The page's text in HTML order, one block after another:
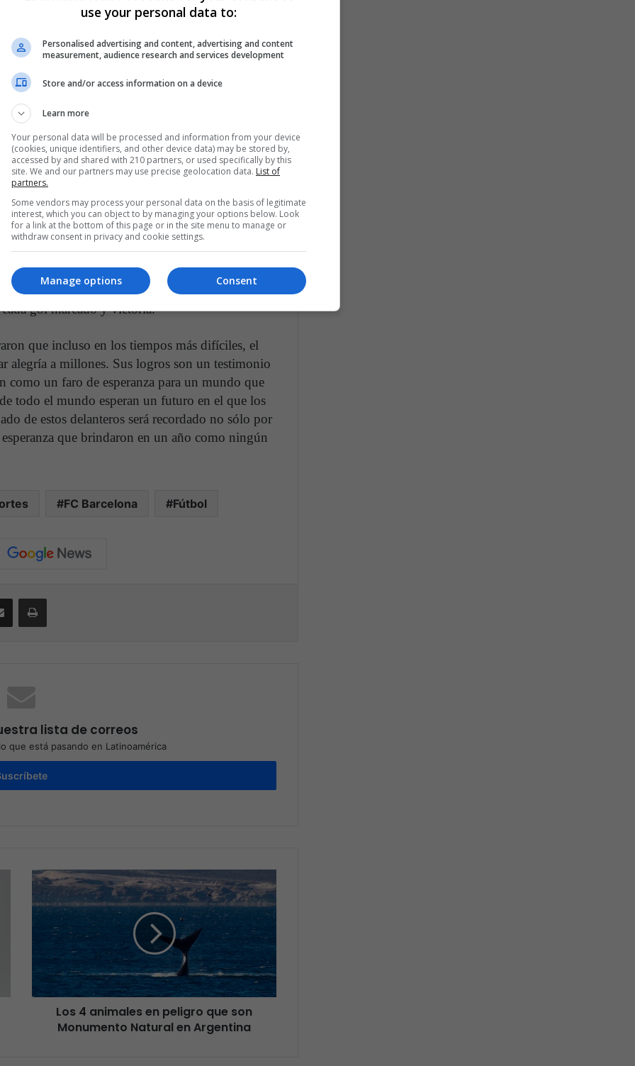
y Argentina
más interesantes del fútbol mundial, y sus
argentina fueron ampliamente elogiadas. Su
con Romelu Lukaku impulsaron al Inter a
reputación como futura estrella.
a rivales en el campo; Lucharon contra el costo
en estadios vacíos y sin el apoyo emocional
de salud que los aislaron de sus seres
su oficio nunca flaqueó. Se adaptaron,
gol marcado y victoria.
que incluso en los tiempos más difíciles, el
alegría a millones. Sus logros son un testimonio
un faro de esperanza para un mundo que
todo el mundo esperan un futuro en el que los
de estos delanteros será recordado no sólo por
que brindaron en un año como ningún
FC Barcelona Fútbol
lista de correos
que está pasando en Latinoamérica
Los 4 animales en peligro que son
Monumento Natural en Argentina
use your personal data to:
Personalised advertising and content, advertising and content
measurement, audience research and services development
Store and/or access information on a device
Learn more
Your personal data will be processed and information from your device
(cookies, unique identifiers, and other device data) may be stored by,
accessed by and shared with 210 partners, or used specifically by this
site. We and our partners may use precise geolocation data. List of
partners.
Some vendors may process your personal data on the basis of legitimate
interest, which you can object to by managing your options below. Look
for a link at the bottom of this page or in the site menu to manage or
withdraw consent in privacy and cookie settings.
Consent
Manage options